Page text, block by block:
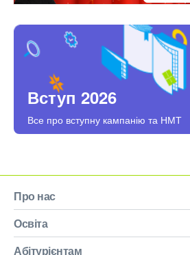
Вступ 2026
Все про вступну кампанію та НМТ
Про нас
Освіта
Абітурієнтам